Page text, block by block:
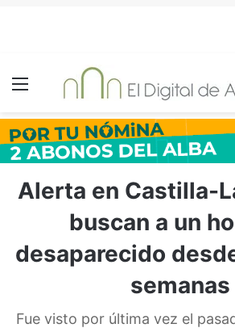
Menú
Alerta en Castilla-
buscan a un
desaparecido
semanas
Fue visto por última vez el